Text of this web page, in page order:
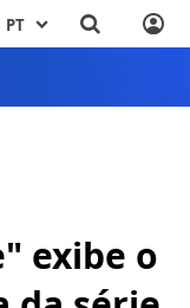
PT
exibe o